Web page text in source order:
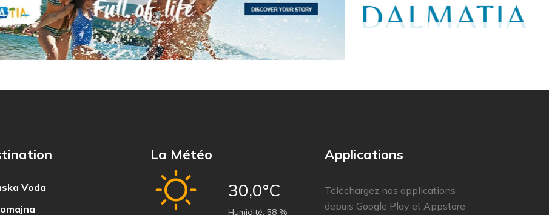
Voda
La Météo
30,0°C
Humidité: 58 %
Applications
Téléchargez nos applications
depuis Google Play et Appstore